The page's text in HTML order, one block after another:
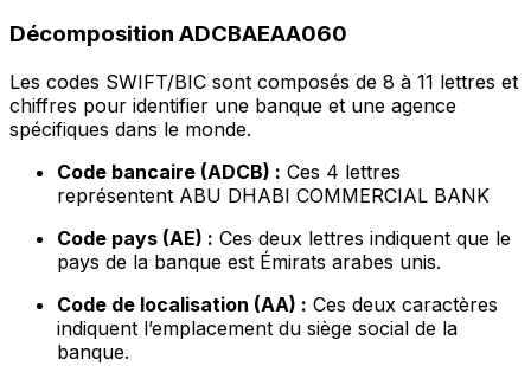
Décomposition ADCBAEAA060
Les codes SWIFT/BIC sont composés de 8 à 11 lettres et
chiffres pour identifier une banque et une agence
spécifiques dans le monde.
Code bancaire (ADCB) : Ces 4 lettres
représentent ABU DHABI COMMERCIAL BANK
Code pays (AE) : Ces deux lettres indiquent que le
pays de la banque est Émirats arabes unis.
Code de localisation (AA) : Ces deux caractères
indiquent l’emplacement du siège social de la
banque.